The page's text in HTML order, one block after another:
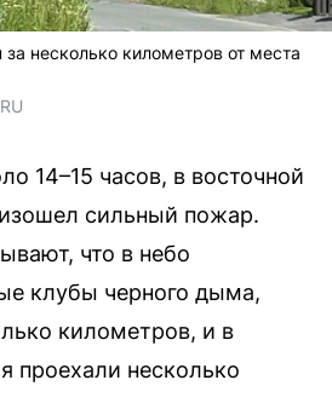
несколько километров от места
14–15 часов, в восточной
сильный пожар.
что в небо
клубы черного дыма,
километров, и в
проехали несколько